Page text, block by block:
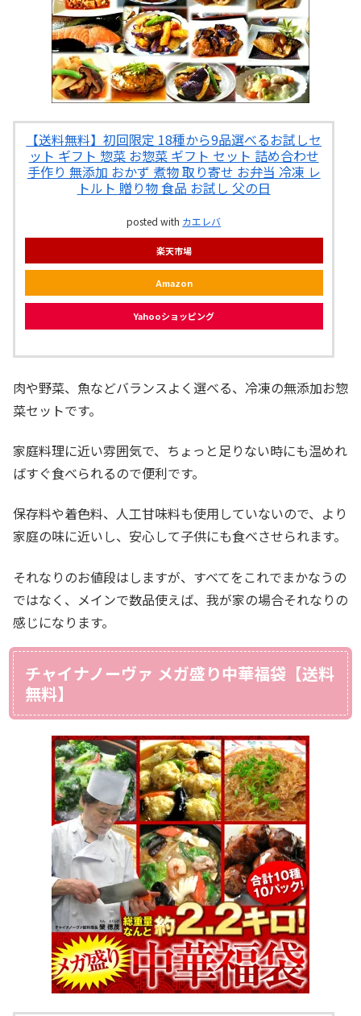
【送料無料】初回限定 18種から9品選べるお試しセ
ット ギフト 惣菜 お惣菜 ギフト セット 詰め合わせ
手作り 無添加 おかず 煮物 取り寄せ お弁当 冷凍 レ
トルト 贈り物 食品 お試し 父の日
posted with カエレバ
楽天市場
Amazon
Yahooショッピング
肉や野菜、魚などバランスよく選べる、冷凍の無添加お惣
菜セットです。
家庭料理に近い雰囲気で、ちょっと足りない時にも温めれ
ばすぐ食べられるので便利です。
保存料や着色料、人工甘味料も使用していないので、より
家庭の味に近いし、安心して子供にも食べさせられます。
それなりのお値段はしますが、すべてをこれでまかなうの
ではなく、メインで数品使えば、我が家の場合それなりの
感じになります。
チャイナノーヴァ メガ盛り中華福袋【送料
無料】